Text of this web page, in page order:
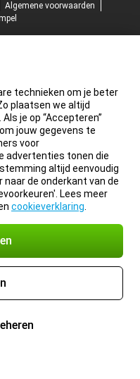
Algemene voorwaarden
technieken om je beter
plaatsen we altijd
je op “Accepteren”
jouw gegevens te
voor
advertenties tonen die
altijd eenvoudig
de onderkant van de
Lees meer
cookieverklaring